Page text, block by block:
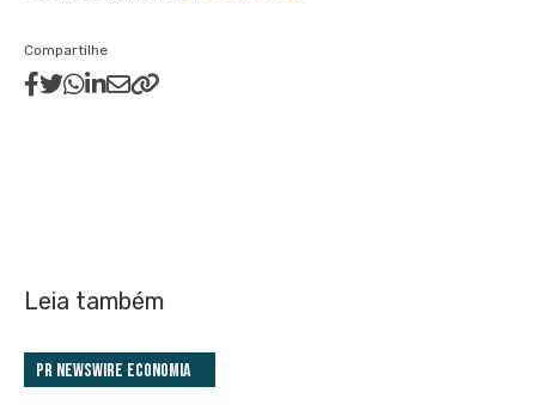
Compartilhe
Leia também
PR Newswire Economia